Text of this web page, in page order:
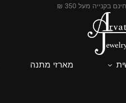
בקנייה מעל 350 ₪
מארזי מתנה